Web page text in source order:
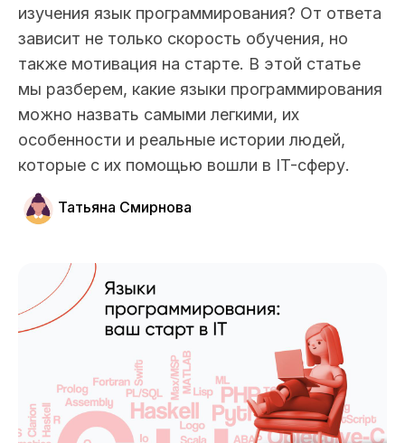
изучения язык программирования? От ответа
зависит не только скорость обучения, но
также мотивация на старте. В этой статье
мы разберем, какие языки программирования
можно назвать самыми легкими, их
особенности и реальные истории людей,
которые с их помощью вошли в IT-сферу.
Татьяна Смирнова